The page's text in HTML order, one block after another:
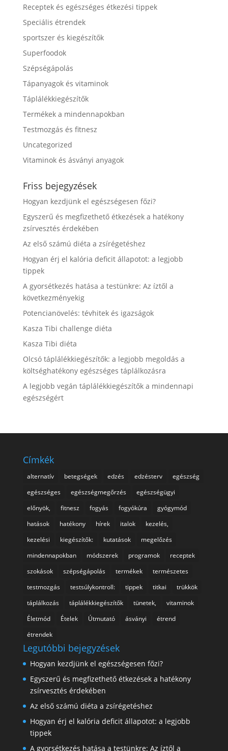
Receptek és egészséges étkezési tippek
Speciális étrendek
sportszer és kiegészítők
Superfoodok
Szépségápolás
Tápanyagok és vitaminok
Táplálékkiegészítők
Termékek a mindennapokban
Testmozgás és fitnesz
Uncategorized
Vitaminok és ásványi anyagok
Friss bejegyzések
Hogyan kezdjünk el egészségesen főzi?
Egyszerű és megfizethető étkezések a hatékony
zsírvesztés érdekében
Az első számú diéta a zsírégetéshez
Hogyan érj el kalória deficit állapotot: a legjobb
tippek
A gyorsétkezés hatása a testünkre: Az íztől a
következményekig
Potencianövelés: tévhitek és igazságok
Kasza Tibi challenge diéta
Kasza Tibi diéta
Olcsó táplálékkiegészítők: a legjobb megoldás a
költséghatékony egészséges táplálkozásra
A legjobb vegán táplálékkiegészítők a mindennapi
egészségért
Címkék
alternatív betegségek edzés edzésterv
egészség
egészséges
egészségmegőrzés
egészségügyi
előnyök,
fitnesz fogyás fogyókúra
gyógymód
hatások
hatékony hírek italok
kezelés,
kezelési
kiegészítők: kutatások
megelőzés
mindennapokban
módszerek programok
receptek
szokások
szépségápolás termékek
természetes
testmozgás
testsúlykontroll: tippek titkai
trükkök
táplálkozás
táplálékkiegészítők tünetek,
vitaminok
Életmód
Ételek Útmutató ásványi
étrend
étrendek
Legutóbbi bejegyzések
Hogyan kezdjünk el egészségesen főzi?
Egyszerű és megfizethető étkezések a hatékony
zsírvesztés érdekében
Az első számú diéta a zsírégetéshez
Hogyan érj el kalória deficit állapotot: a legjobb
tippek
A gyorsétkezés hatása a testünkre: Az íztől a